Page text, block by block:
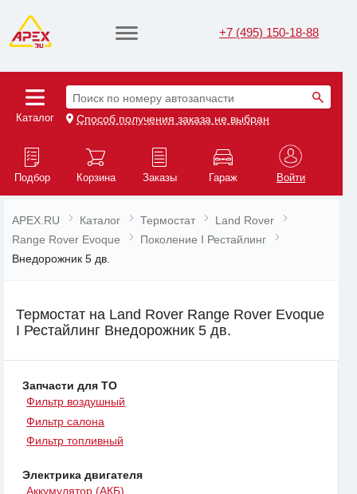
+7 (495) 150-18-88
Каталог
Поиск по номеру автозапчасти
Способ получения заказа не выбран
Подбор Корзина Заказы Гараж Войти
APEX.RU Каталог Термостат
Land Rover
Range Rover Evoque
Поколение I Рестайлинг
Внедорожник 5 дв.
Термостат на Land Rover Range Rover Evoque
I Рестайлинг Внедорожник 5 дв.
Запчасти для ТО
Фильтр воздушный
Фильтр салона
Фильтр топливный
Электрика двигателя
Аккумулятор (АКБ)